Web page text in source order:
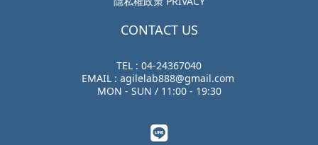
CONTACT US
TEL : 04-24367040
EMAIL : agilelab888@gmail.com
MON - SUN / 11:00 - 19:30